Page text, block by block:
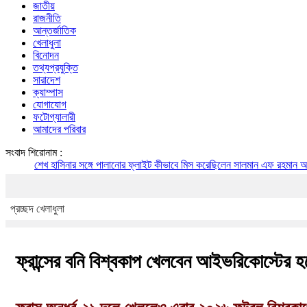
জাতীয়
রাজনীতি
আন্তর্জাতিক
খেলাধুলা
বিনোদন
তথ্যপ্রযুক্তি
সারাদেশ
ক্যাম্পাস
যোগাযোগ
ফটোগ্যালারী
আমাদের পরিবার
সংবাদ শিরোনাম :
সঙ্গে পালানোর ফ্লাইট কীভাবে মিস করেছিলেন সালমান এফ রহমানঅস্ত্র-সংকট
প্রচ্ছদ খেলাধুলা
ফ্রান্সের বনি বিশ্বকাপ খেলবেন আইভরিকোস্টের